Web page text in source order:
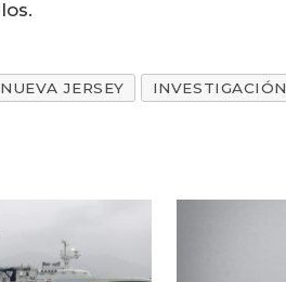
NUEVA JERSEY INVESTIGACIÓN